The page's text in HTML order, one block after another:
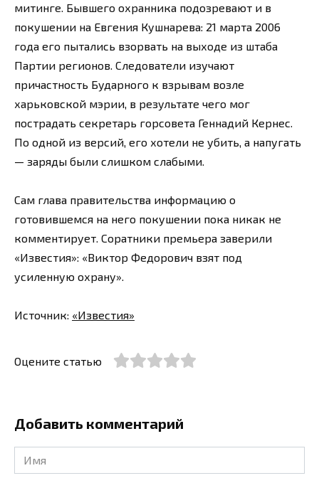
митинге. Бывшего охранника подозревают и в
покушении на Евгения Кушнарева: 21 марта 2006
года его пытались взорвать на выходе из штаба
Партии регионов. Следователи изучают
причастность Бударного к взрывам возле
харьковской мэрии, в результате чего мог
пострадать секретарь горсовета Геннадий Кернес.
По одной из версий, его хотели не убить, а напугать
— заряды были слишком слабыми.
Сам глава правительства информацию о
готовившемся на него покушении пока никак не
комментирует. Соратники премьера заверили
«Известия»: «Виктор Федорович взят под
усиленную охрану».
Источник: «Известия»
Оцените статью
Добавить комментарий
Имя
*